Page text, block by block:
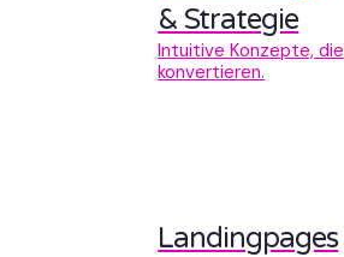
& Strategie
Intuitive Konzepte, die
konvertieren.
Landingpages